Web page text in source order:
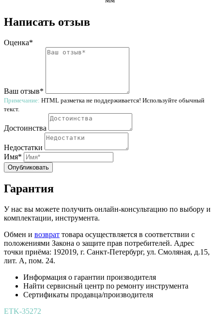
Написать отзыв
Оценка*
Ваш отзыв*
Примечание: HTML разметка не поддерживается! Используйте обычный
текст.
Достоинства
Недостатки
Имя*
Опубликовать
Гарантия
У нас вы можете получить онлайн-консультацию по выбору и
комплектации, инструмента.
Обмен и возврат товара осуществляется в соответствии с
положениями Закона о защите прав потребителей. Адрес
точки приёма: 192019, г. Санкт-Петербург, ул. Смоляная, д.15,
лит. А, пом. 24.
Информация о гарантии производителя
Найти сервисный центр по ремонту инструмента
Сертификаты продавца/производителя
ETK-35272